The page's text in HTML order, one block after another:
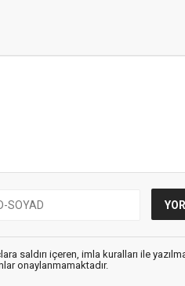
saldırı içeren, imla kuralları ile
onaylanmamaktadır.